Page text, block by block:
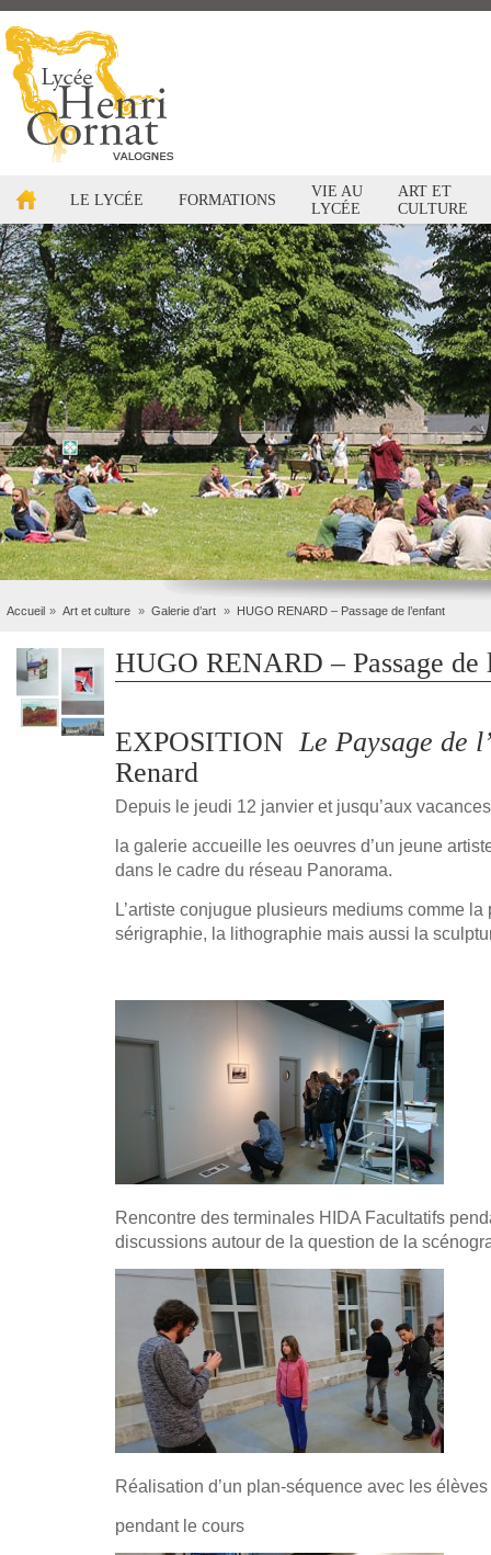
LE LYCÉE FORMATIONS
VIE AU
LYCÉE
ART ET
CULTURE
Accueil Art et culture Galerie d’art HUGO RENARD – Passage de l’enfant
HUGO RENARD – Passage de
EXPOSITIONLe Paysage de
Renard
Depuis le jeudi 12 janvier et jusqu’aux
la galerie accueille les oeuvres d’un jeune
dans le cadre du réseau Panorama.
L’artiste conjugue plusieurs mediums comme
sérigraphie, la lithographie mais aussi la
Rencontre des terminales HIDA Facultatifs
discussions autour de la question de la
Réalisation d’un plan-séquence avec les
pendant le cours